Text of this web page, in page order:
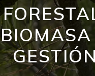
BIOMASA
GESTIÓN